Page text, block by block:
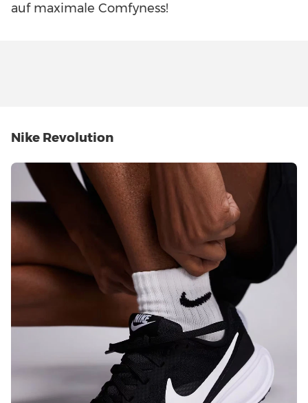
auf maximale Comfyness!
Nike Revolution